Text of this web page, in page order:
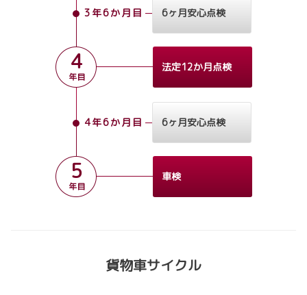
3年6か月目 6ヶ月安心点検
4
年目
法定12か月点検
4年6か月目 6ヶ月安心点検
5
年目
車検
貨物車サイクル